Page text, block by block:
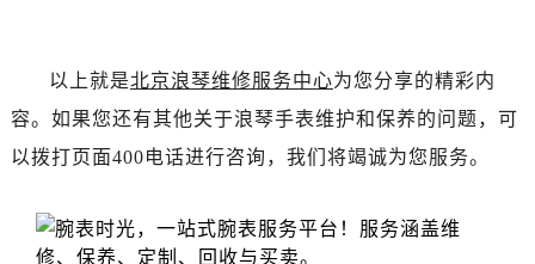
辽宁省本溪市平山区胜利路浪琴售后服务中心（需提前预约）
以上就是北京浪琴维修服务中心为您分享的精彩内
容。如果您还有其他关于浪琴手表维护和保养的问题，可
以拨打页面400电话进行咨询，我们将竭诚为您服务。